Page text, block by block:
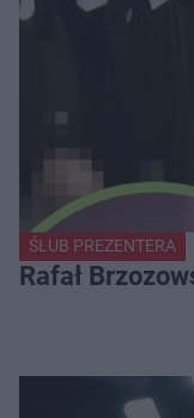
ŚLUB PREZENTERA
Rafał